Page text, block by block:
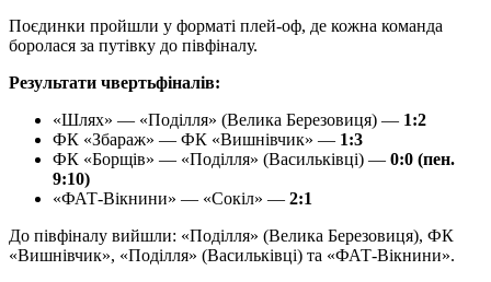
Поєдинки пройшли у форматі плей-оф, де кожна команда
боролася за путівку до півфіналу.
Результати чвертьфіналів:
«Шлях» — «Поділля» (Велика Березовиця) — 1:2
ФК «Збараж» — ФК «Вишнівчик» — 1:3
ФК «Борщів» — «Поділля» (Васильківці) — 0:0 (пен.
9:10)
«ФАТ-Вікнини» — «Сокіл» — 2:1
До півфіналу вийшли: «Поділля» (Велика Березовиця), ФК
«Вишнівчик», «Поділля» (Васильківці) та «ФАТ-Вікнини».